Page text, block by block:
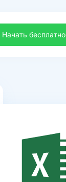
Начать бесплатно